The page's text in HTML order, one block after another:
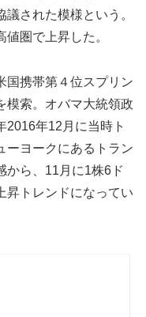
された模様という。
圏で上昇した。
国携帯第４位スプリン
模索。オバマ大統領政
2016年12月に当時ト
ーヨークにあるトラン
から、11月に1株6ド
昇トレンドになってい